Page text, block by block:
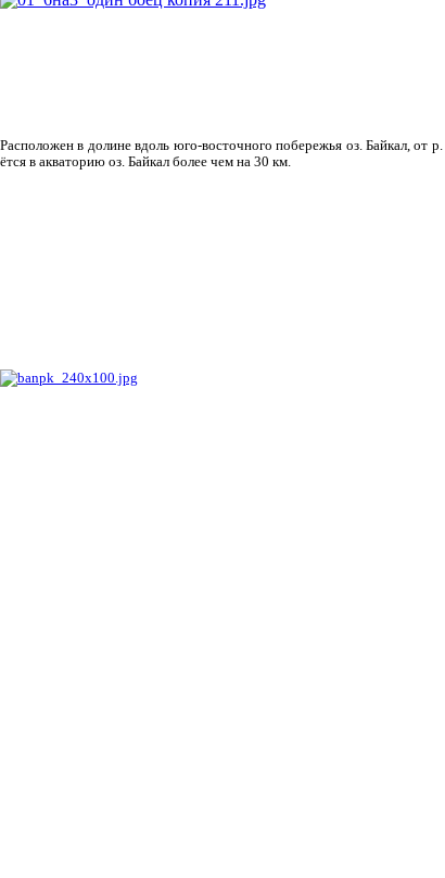
Рас­положен в долине вдоль юго-восточного побережья оз. Байкал, от
ётся в акваторию оз. Байкал более чем на 30 км.